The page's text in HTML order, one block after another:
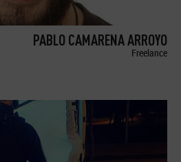
PABLO CAMARENA ARROYO
Freelance